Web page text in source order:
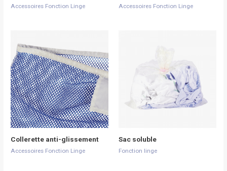
Accessoires Fonction Linge Accessoires Fonction Linge
Collerette anti-glissement
Accessoires Fonction Linge
Sac soluble
Fonction linge